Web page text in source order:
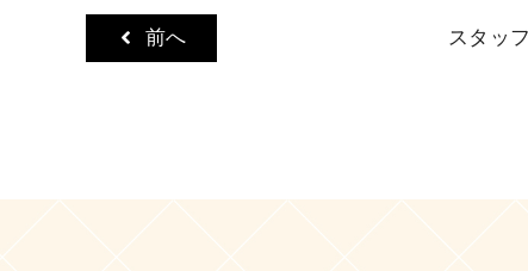
リ
前へ スタッ